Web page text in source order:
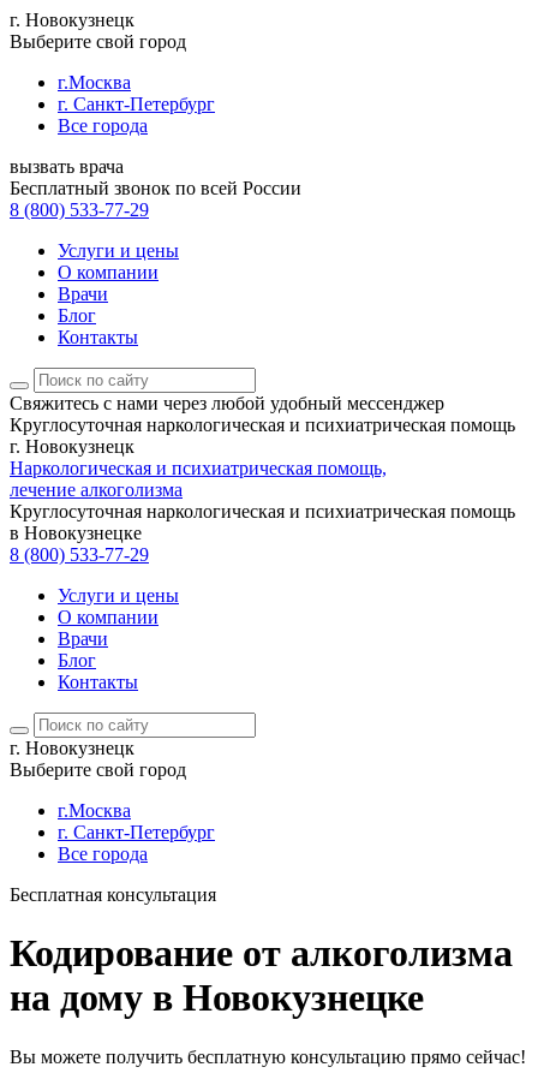
г. Новокузнецк
Выберите свой город
г.Москва
г. Санкт-Петербург
Все города
вызвать врача
Бесплатный звонок по всей России
8 (800) 533-77-29
Услуги и цены
О компании
Врачи
Блог
Контакты
Свяжитесь с нами через любой удобный мессенджер
Круглосуточная наркологическая и психиатрическая помощь
г. Новокузнецк
Наркологическая и психиатрическая помощь,
лечение алкоголизма
Круглосуточная наркологическая и психиатрическая помощь
в Новокузнецке
8 (800) 533-77-29
Услуги и цены
О компании
Врачи
Блог
Контакты
г. Новокузнецк
Выберите свой город
г.Москва
г. Санкт-Петербург
Все города
Бесплатная консультация
Кодирование от алкоголизма
на дому в Новокузнецке
Вы можете получить бесплатную консультацию прямо сейчас!